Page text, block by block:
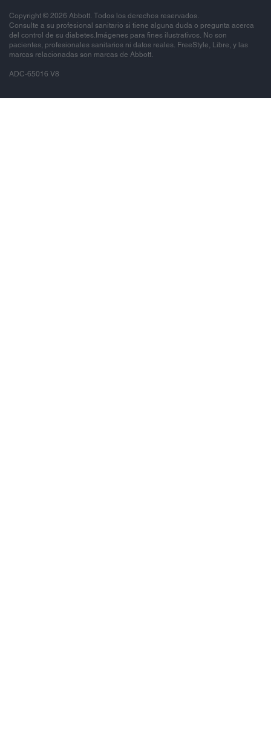
Copyright © 2026 Abbott. Todos los derechos reservados.
Consulte a su profesional sanitario si tiene alguna duda o pregunta acerca
del control de su diabetes.Imágenes para fines ilustrativos. No son
pacientes, profesionales sanitarios ni datos reales. FreeStyle, Libre, y las
marcas relacionadas son marcas de Abbott.
ADC-65016 V8